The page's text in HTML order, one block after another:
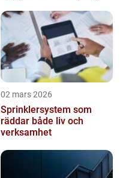
02 mars 2026
Sprinklersystem som
räddar både liv och
verksamhet